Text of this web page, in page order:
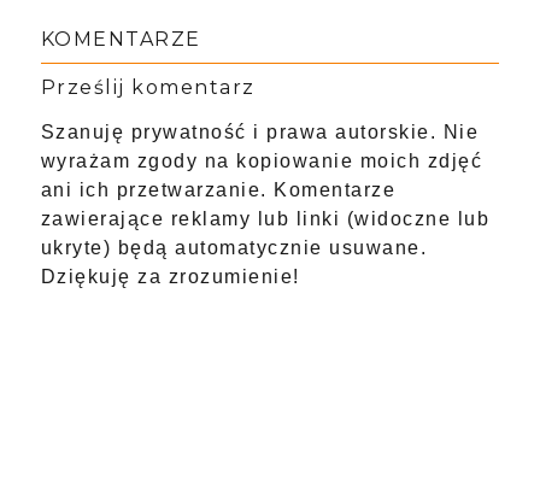
KOMENTARZE
Prześlij komentarz
Szanuję prywatność i prawa autorskie. Nie
wyrażam zgody na kopiowanie moich zdjęć
ani ich przetwarzanie. Komentarze
zawierające reklamy lub linki (widoczne lub
ukryte) będą automatycznie usuwane.
Dziękuję za zrozumienie!